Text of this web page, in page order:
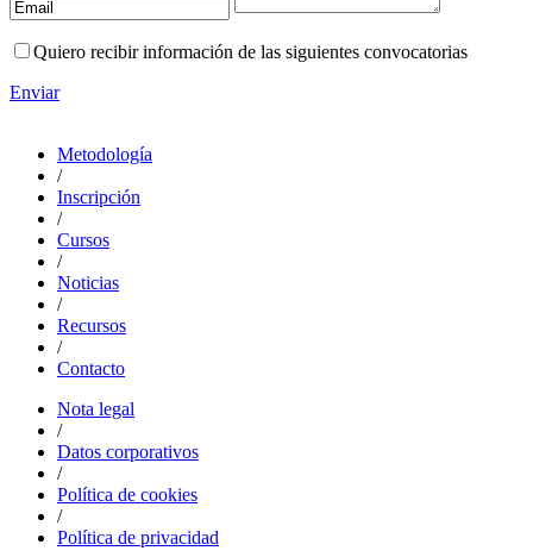
Quiero recibir información de las siguientes convocatorias
Enviar
Metodología
/
Inscripción
/
Cursos
/
Noticias
/
Recursos
/
Contacto
Nota legal
/
Datos corporativos
/
Política de cookies
/
Política de privacidad